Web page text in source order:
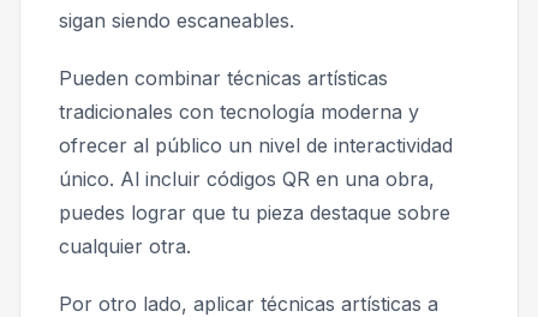
sigan siendo escaneables.
Pueden combinar técnicas artísticas
tradicionales con tecnología moderna y
ofrecer al público un nivel de interactividad
único. Al incluir códigos QR en una obra,
puedes lograr que tu pieza destaque sobre
cualquier otra.
Por otro lado, aplicar técnicas artísticas a